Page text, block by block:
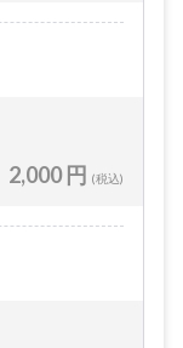
2,000 円 (税込)